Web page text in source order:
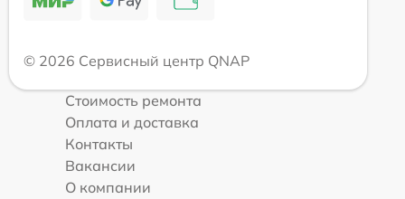
© 2026 Сервисный центр QNAP
Стоимость ремонта
Оплата и доставка
Контакты
Вакансии
О компании